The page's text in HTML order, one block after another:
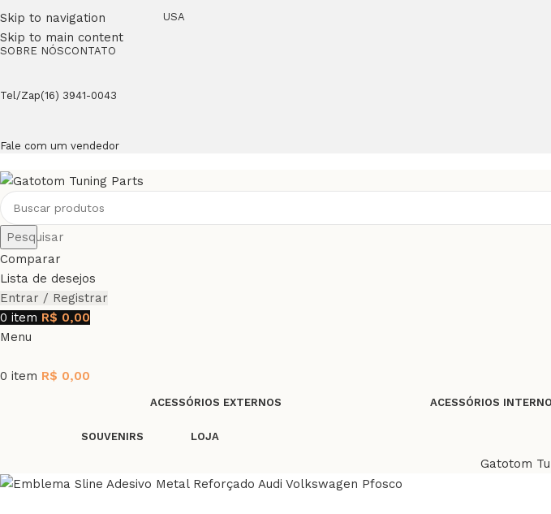
Skip to navigation
Skip to main content
USA
SOBRE NÓSCONTATO
Tel/Zap(16) 3941-0043
Fale com um vendedor
Pesquisar
Comparar
Lista de desejos
Entrar / Registrar
0 item R$ 0,00
Menu
0 item R$ 0,00
ACESSÓRIOS EXTERNOS ACESSÓRIOS
SOUVENIRS LOJA
Gatotom